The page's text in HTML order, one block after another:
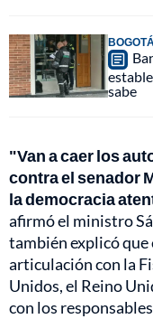
sabe
"Van a caer los
contra el senador
la democracia
afirmó el ministro
también explicó que
articulación con la
Unidos, el Reino
con los